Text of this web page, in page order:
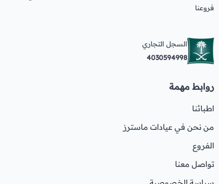
فروعنا
السجل التجاري
4030594998
روابط مهمة
اطبائنا
من نحن في عيادات ماسترز
الفروع
تواصل معنا